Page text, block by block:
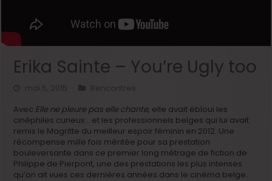
Erika Sainte – You’re Ugly too
Rencontres
Avec Elle ne pleure pas elle chante, elle avait ébloui les
cinéphiles curieux… et les professionnels belges qui lui avait
remis le Magritte du meilleur espoir féminin en 2012. Une
récompense mille fois méritée pour sa prestation
bouleversante dans ce premier long métrage de fiction de
Philippe de Pierpont, une des prestations les plus intenses
qu’on ait vues ces dernières années dans le cinéma belge.